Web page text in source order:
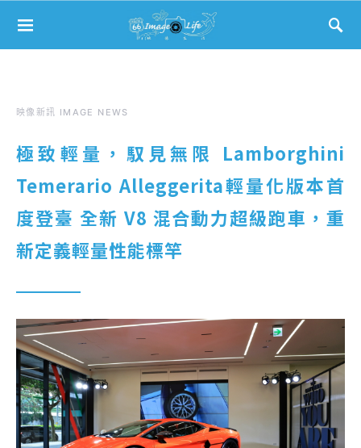
Search for:
映像新訊 IMAGE NEWS
極致輕量，馭見無限 Lamborghini
Temerario Alleggerita輕量化版本首
度登臺 全新 V8 混合動力超級跑車，重
新定義輕量性能標竿